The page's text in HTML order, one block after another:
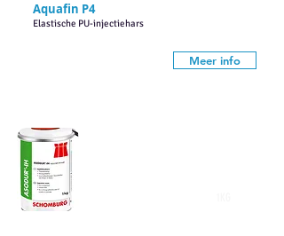
Aquafin P4
Elastische PU-injectiehars
Meer info